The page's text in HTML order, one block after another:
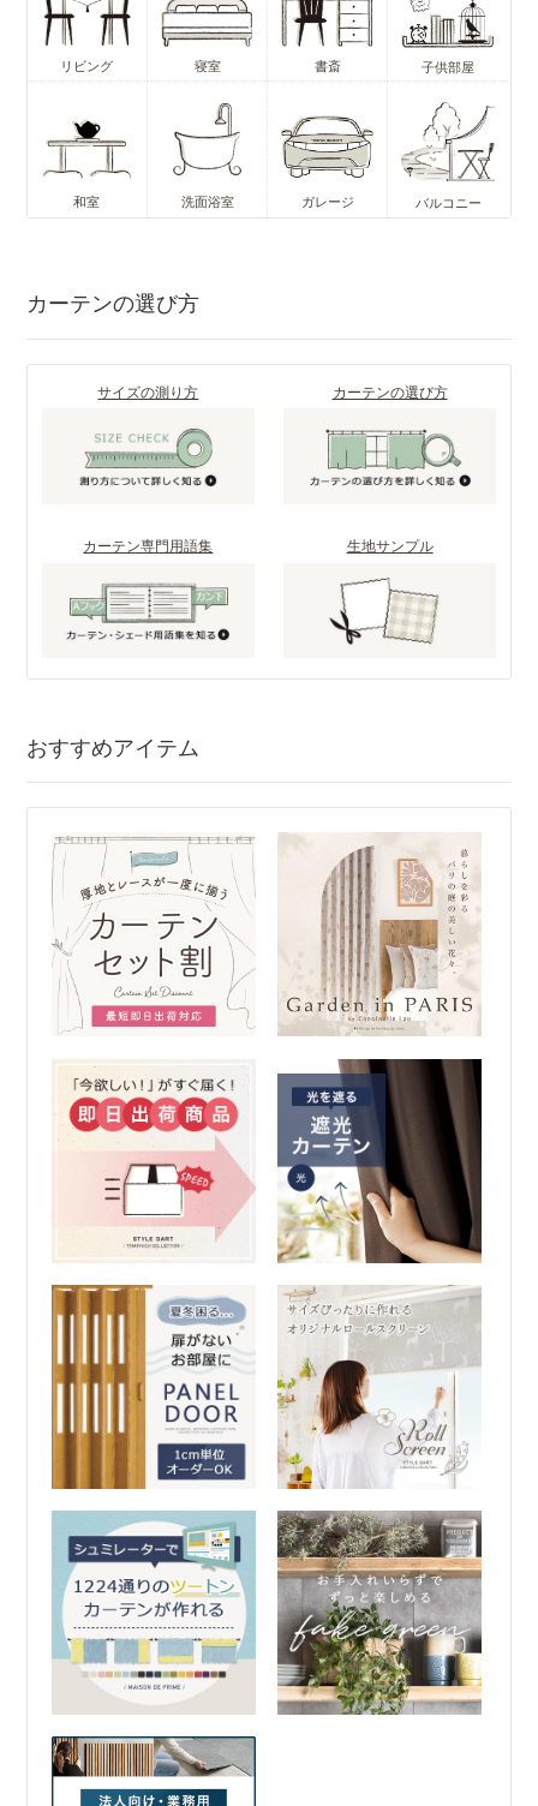
リビング 寝室 書斎 子供部屋
和室 洗面浴室 ガレージ バルコニー
カーテンの選び方
サイズの測り方 カーテンの選び方
カーテン専門用語集 生地サンプル
おすすめアイテム